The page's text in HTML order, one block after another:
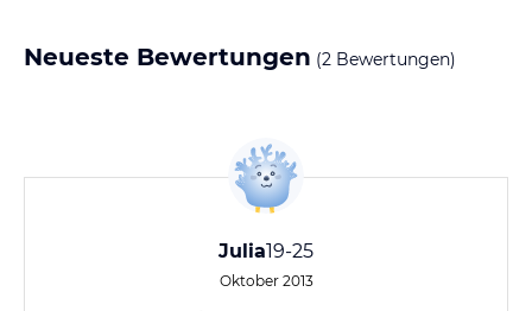
Neueste Bewertungen (2 Bewertungen)
Julia19-25
Oktober 2013